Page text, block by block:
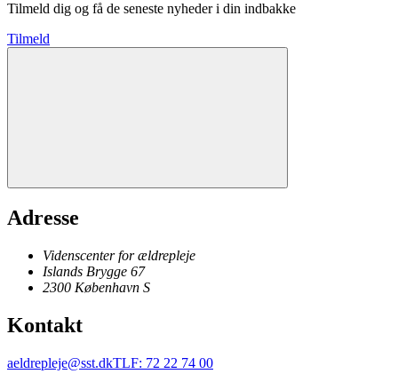
Tilmeld dig og få de seneste nyheder i din indbakke
Tilmeld
Adresse
Videnscenter for ældrepleje
Islands Brygge 67
2300 København S
Kontakt
aeldrepleje@sst.dkTLF: 72 22 74 00